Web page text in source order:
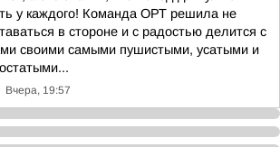
у каждого! Команда ОРТ решила не
в стороне и с радостью делится с
своими самыми пушистыми, усатыми и
Вчера, 19:57